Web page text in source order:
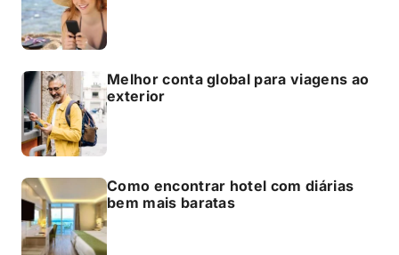
Melhor conta global para viagens ao
exterior
Como encontrar hotel com diárias
bem mais baratas